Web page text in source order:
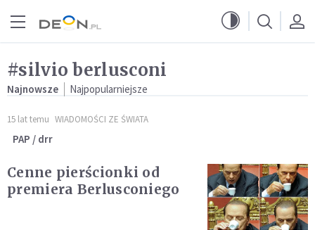
#silvio berlusconi
Najnowsze Najpopularniejsze
15 lat temu WIADOMOŚCI ZE ŚWIATA
PAP / drr
Cenne pierścionki od
premiera Berlusconiego